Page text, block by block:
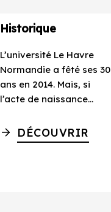
Historique
L’université Le Havre
Normandie a fêté ses 30
ans en 2014. Mais, si
l’acte de naissance...
DÉCOUVRIR